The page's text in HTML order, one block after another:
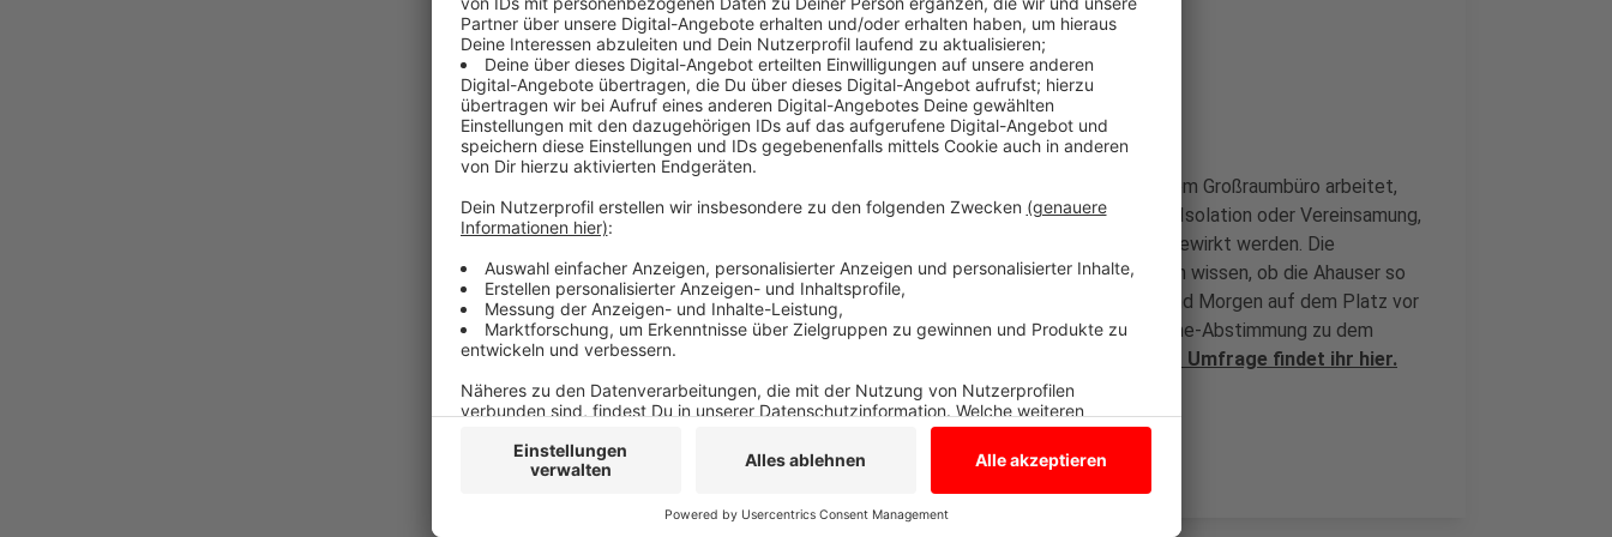
Coworking Spaces für soziale Kontakte
Anzeige
Ein Coworking Space ist ein Platz, an dem man mit anderen in einem Großraumbüro arbeitet,
aber nicht alle bei derselben Firma beschäftigt sind. So soll einer Isolation oder Vereinsamung,
die durch die Arbeit im Homeoffice entstehen könnte, entgegengewirkt werden. Die
Wirtschaftsförderungsgesellschaft und die Stadt Ahaus möchten wissen, ob die Ahauser so
einen Coworking Space brauchen und lässt nachfragen - Heute und Morgen auf dem Platz vor
dem Rathaus. Außerdem läuft bis Ende der Woche noch eine Online-Abstimmung zu dem
Thema.
Weitere Informationen und Alles zur Teilnahme an der Umfrage findet ihr hier.
Anzeige